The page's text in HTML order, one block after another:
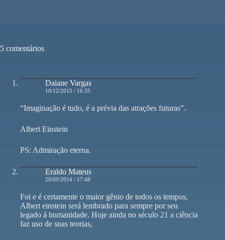
5 comentários
Daiane Vargas
10/12/2015 / 16:35
“Imaginação é tudo, é a prévia das atrações futuras”.
Albert Einstein
PS: Admiração eterna.
Eraldo Mateus
20/09/2014 / 17:48
Foi e é certamente o maior gênio de todos os tempos,
Albert einstein será lembrado para sempre por seu
legado á humanidade. Hoje ainda no século 21 a ciência
faz uso de suas teorias,